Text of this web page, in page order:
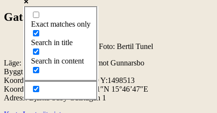
Exact matches only
Search in title
Search in content
Gatstugan
Gatsstugan 2014-08-24. Foto: Bertil Tunel
Läge: längs vägen från Tomta mot Gunnarsbo
Byggt:
Koordinater RT90:X:6460089 Y:1498513
Koordinater WGS84: 58°15’51″N 15°46’47″E
Adress: Bjärka-Säby Gatstugan 1